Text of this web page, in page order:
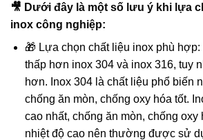
🎥 Dưới đây là một số lưu ý khi lựa
inox công nghiệp:
🎁 Lựa chọn chất liệu inox phù hợp:
thấp hơn inox 304 và inox 316, tuy
hơn. Inox 304 là chất liệu phổ biến
chống ăn mòn, chống oxy hóa tốt.
cao nhất, chống ăn mòn, chống
nhiệt độ cao nên thường được sử